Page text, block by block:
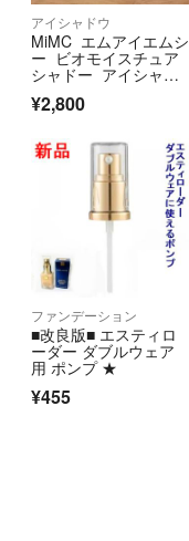
アイシャドウ
MiMC エムアイエムシ
ー ビオモイスチュア
シャドー アイシャド
¥2,800
ファンデーション
■改良版■ エスティロ
ーダー ダブルウェア
用 ポンプ ★
¥455